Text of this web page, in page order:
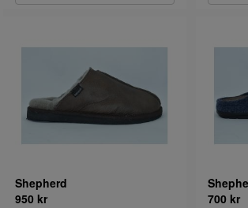
Shepherd
950 kr
700 kr